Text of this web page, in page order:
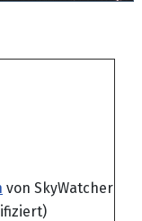
von SkyWatcher